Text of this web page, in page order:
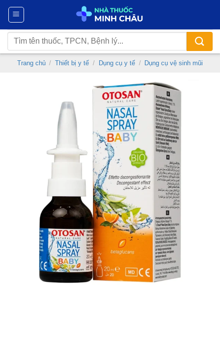
Chuyển
nội
dung
Tìm
kiếm:
Trang chủ / Thiết bị y tế / Dụng cụ y tế / Dụng cụ vệ sinh mũi